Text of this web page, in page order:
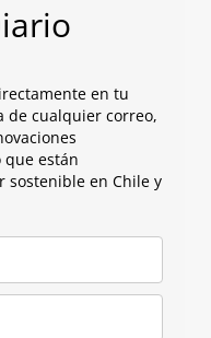
en tu
de cualquier correo,
que están
sostenible en Chile y